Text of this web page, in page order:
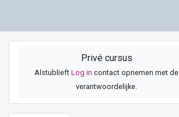
Privé cursus
AlstublieftLog in contact opnemen met de
verantwoordelijke.